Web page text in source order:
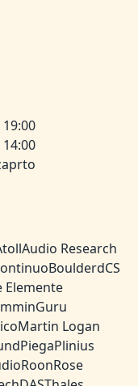
19:00
14:00
Audio Research
BoulderdCS
Elemente
Martin Logan
PiegaPlinius
RoonRose